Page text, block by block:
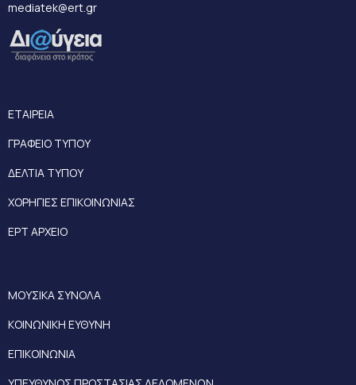
mediatek@ert.gr
ΕΤΑΙΡΕΙΑ
ΓΡΑΦΕΙΟ ΤΥΠΟΥ
ΔΕΛΤΙΑ ΤΥΠΟΥ
ΧΟΡΗΓΙΕΣ ΕΠΙΚΟΙΝΩΝΙΑΣ
ΕΡΤ ΑΡΧΕΙΟ
ΜΟΥΣΙΚΑ ΣΥΝΟΛΑ
ΚΟΙΝΩΝΙΚΗ ΕΥΘΥΝΗ
ΕΠΙΚΟΙΝΩΝΙΑ